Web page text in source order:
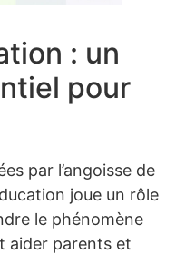
: un
pour
par l’angoisse de
joue un rôle
le phénomène
aider parents et